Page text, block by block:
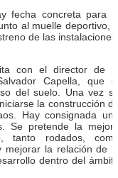
fecha concreta para
al muelle deportivo,
de las
con el director de
Capella, que
del suelo. Una vez
la construcción
Hay consignada
Se pretende la
tanto rodados,
mejorar la relación de
dentro del